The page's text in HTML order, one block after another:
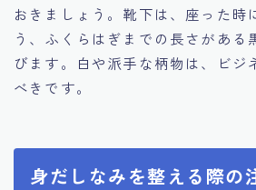
おきましょう。靴下は、座った時
う、ふくらはぎまでの長さがある
びます。白や派手な柄物は、ビジ
べきです。
身だしなみを整える際の